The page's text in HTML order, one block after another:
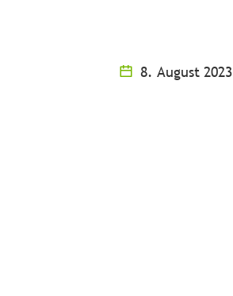
8. August 2023